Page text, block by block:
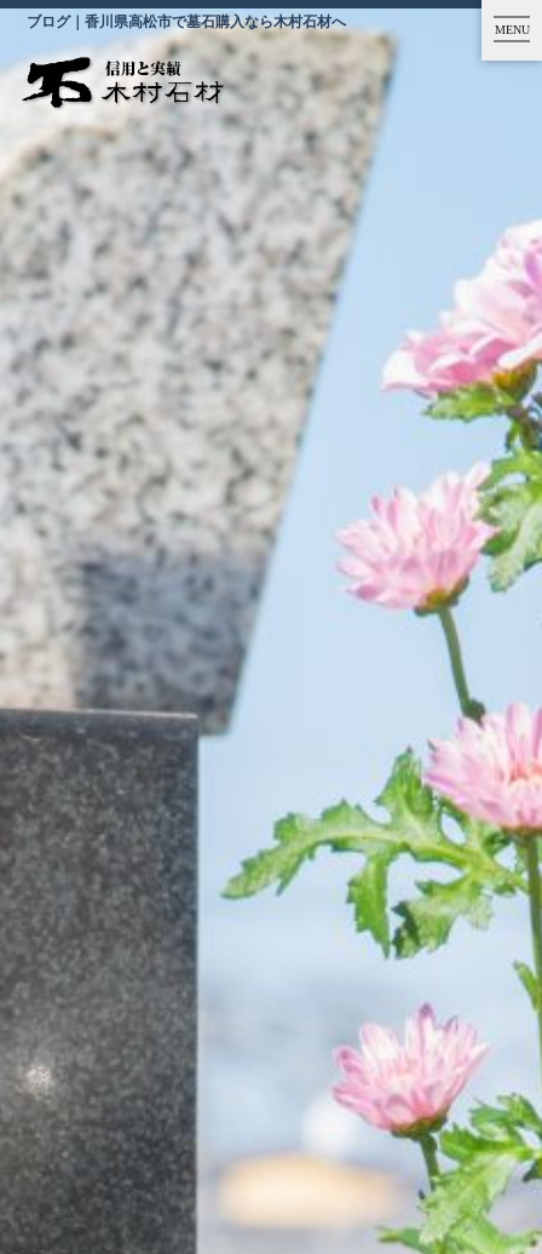
ブログ｜香川県高松市で墓石購入なら木村石材へ MENU